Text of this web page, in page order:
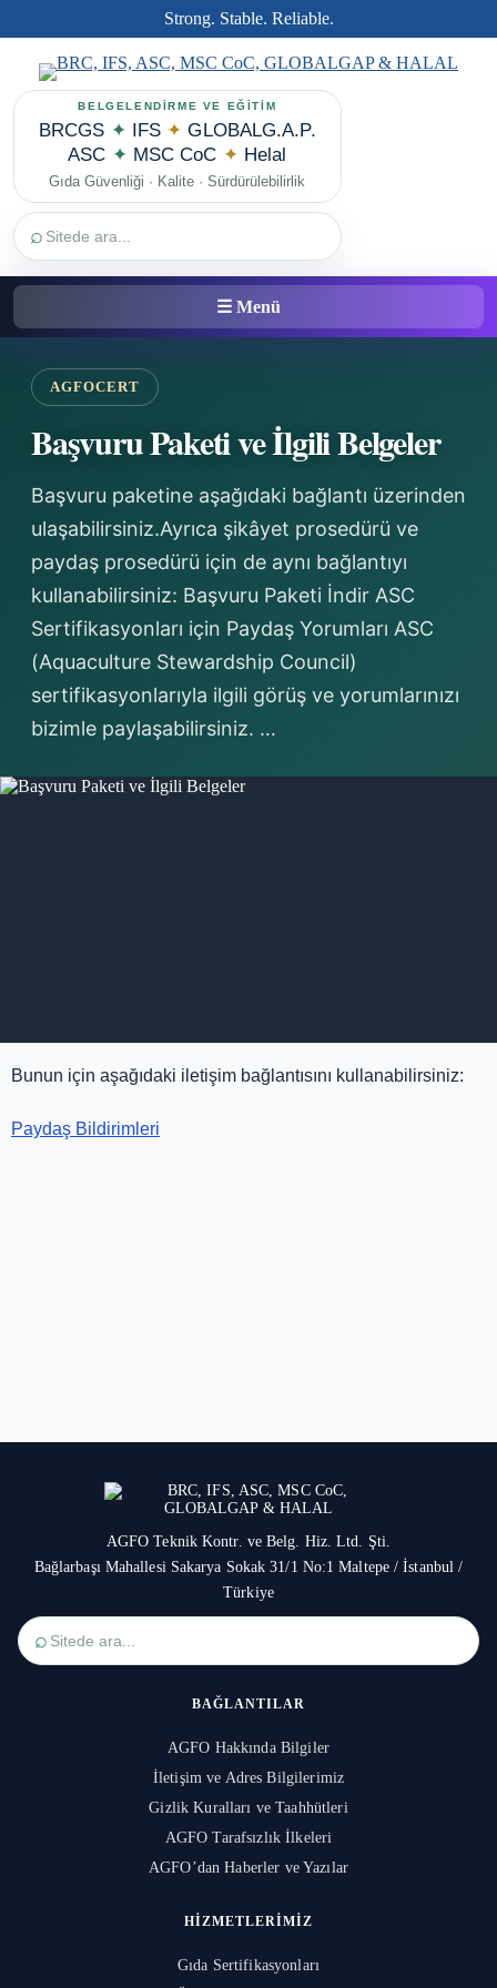
Strong. Stable. Reliable.
BELGELENDİRME VE EĞİTİM
BRCGS ✦ IFS ✦ GLOBALG.A.P.
ASC ✦ MSC CoC ✦ Helal
Gıda Güvenliği · Kalite · Sürdürülebilirlik
⌕
☰ Menü
AGFOCERT
Başvuru Paketi ve İlgili Belgeler
Başvuru paketine aşağıdaki bağlantı üzerinden
ulaşabilirsiniz.Ayrıca şikâyet prosedürü ve
paydaş prosedürü için de aynı bağlantıyı
kullanabilirsiniz: Başvuru Paketi İndir ASC
Sertifikasyonları için Paydaş Yorumları ASC
(Aquaculture Stewardship Council)
sertifikasyonlarıyla ilgili görüş ve yorumlarınızı
bizimle paylaşabilirsiniz. …
Bunun için aşağıdaki iletişim bağlantısını kullanabilirsiniz:
Paydaş Bildirimleri
AGFO Teknik Kontr. ve Belg. Hiz. Ltd. Şti.
Bağlarbaşı Mahallesi Sakarya Sokak 31/1 No:1 Maltepe / İstanbul /
Türkiye
⌕
BAĞLANTILAR
AGFO Hakkında Bilgiler
İletişim ve Adres Bilgilerimiz
Gizlik Kuralları ve Taahhütleri
AGFO Tarafsızlık İlkeleri
AGFO’dan Haberler ve Yazılar
HIZMETLERIMIZ
Gıda Sertifikasyonları